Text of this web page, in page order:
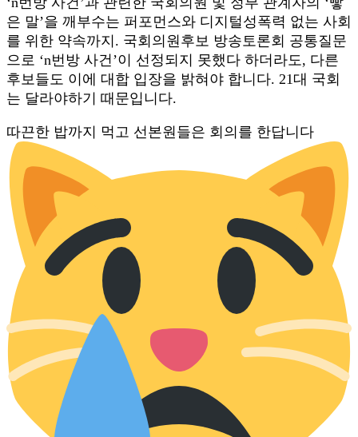
은 말’을 깨부수는 퍼포먼스와 디지털성폭력 없는 사회
를 위한 약속까지. 국회의원후보 방송토론회 공통질문
으로 ‘n번방 사건’이 선정되지 못했다 하더라도, 다른
후보들도 이에 대합 입장을 밝혀야 합니다. 21대 국회
는 달라야하기 때문입니다.
따끈한 밥까지 먹고 선본원들은 회의를 한답니다